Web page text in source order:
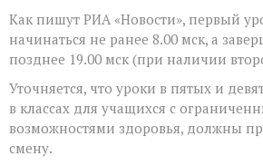
Как пишут РИА «Новости», первый
начинаться не ранее 8.00 мск, а
позднее 19.00 мск (при наличии
Уточняется, что уроки в пятых и
в классах для учащихся с
возможностями здоровья, должны
смену.